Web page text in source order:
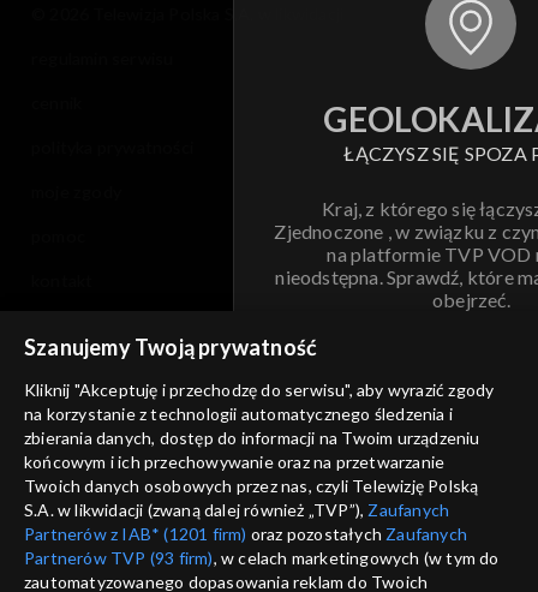
ŁĄCZYSZ SIĘ SPOZA
Kraj, z którego się
Zjednoczone , w związku z
na platformie TVP VOD
nieodstępna. Sprawdź, które
obejrzeć.
ANULUJ
informacje o dostawcy usług
Szanujemy Twoją prywatność
Kliknij "Akceptuję i przechodzę do serwisu", aby wyrazić zgody
na korzystanie z technologii automatycznego śledzenia i
zbierania danych, dostęp do informacji na Twoim urządzeniu
końcowym i ich przechowywanie oraz na przetwarzanie
Twoich danych osobowych przez nas, czyli Telewizję Polską
S.A. w likwidacji (zwaną dalej również „TVP”), Zaufanych
Partnerów z IAB* (1201 firm) oraz pozostałych Zaufanych
Partnerów TVP (93 firm), w celach marketingowych (w tym do
zautomatyzowanego dopasowania reklam do Twoich